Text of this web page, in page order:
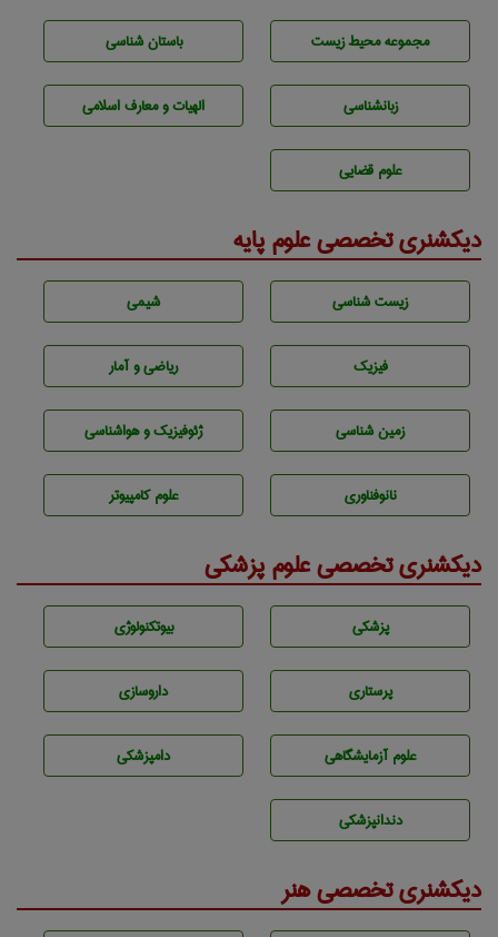
مجموعه محيط زيست باستان شناسی
زبانشناسی الهیات و معارف اسلامی
علوم قضایی
دیکشنری تخصصی علوم پایه
زيست شناسی شيمی
فیزیک ریاضی و آمار
زمين شناسی ژئوفيزيك و هواشناسی
نانوفناوری علوم کامپیوتر
دیکشنری تخصصی علوم پزشکی
پزشكی بيوتكنولوژی
پرستاری داروسازی
علوم آزمايشگاهی دامپزشكی
دندانپزشكی
دیکشنری تخصصی هنر